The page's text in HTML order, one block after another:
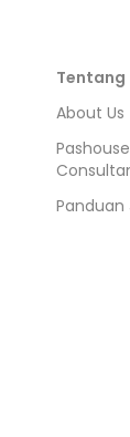
Tentang
About Us
Panduan